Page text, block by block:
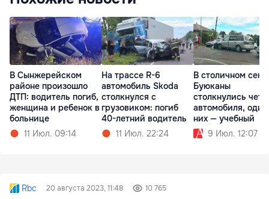
В Сынжерейском
районе произошло
ДТП: водитель погиб,
женщина и ребенок в
больнице
11 Июл. 09:14
На трассе R-6
автомобиль Skoda
столкнулся с
грузовиком: погиб
40-летний водитель
11 Июл. 22:24
В столичном
Буюканы
столкнулись
автомобиля,
них — учебный
9 Июл. 12:07
Rbc 20 августа 2023, 11:48 10 765